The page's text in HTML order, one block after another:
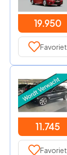
19.950
Favoriet
11.745
Favoriet